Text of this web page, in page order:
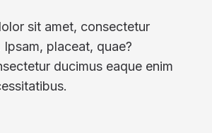
sit amet, consectetur
placeat, quae?
ducimus eaque enim